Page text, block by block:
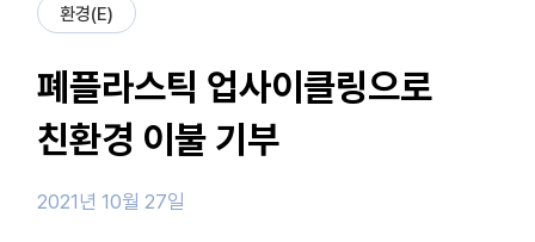
환경(E)
폐플라스틱 업사이클링으로
친환경 이불 기부
2021년 10월 27일